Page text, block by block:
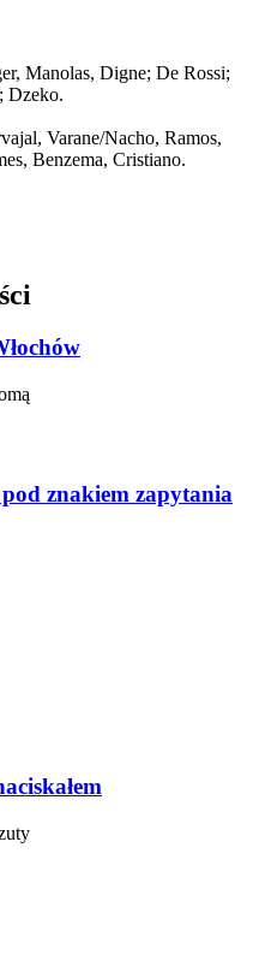
Manolas, Digne; De Rossi;
Dzeko.
Varane/Nacho, Ramos,
Benzema, Cristiano.
znakiem zapytania